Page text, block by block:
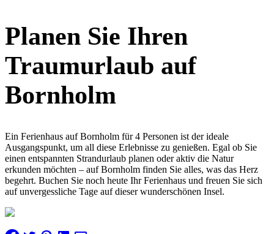
Planen Sie Ihren
Traumurlaub auf
Bornholm
Ein Ferienhaus auf Bornholm für 4 Personen ist der ideale
Ausgangspunkt, um all diese Erlebnisse zu genießen. Egal ob Sie
einen entspannten Strandurlaub planen oder aktiv die Natur
erkunden möchten – auf Bornholm finden Sie alles, was das Herz
begehrt. Buchen Sie noch heute Ihr Ferienhaus und freuen Sie sich
auf unvergessliche Tage auf dieser wunderschönen Insel.